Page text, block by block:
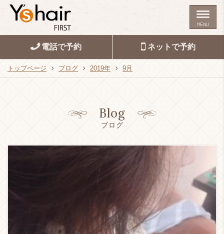
電話で予約 ネットで予約
トップページ ブログ 2019年 9月
Blog
ブログ
MENU